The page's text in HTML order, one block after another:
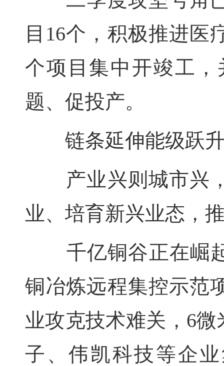
目16个，积极推进医
个项目集中开竣工
题、促投产。
链条延伸能级跃
产业兴则城市兴，
业、培育新兴业态，
千亿铜谷正在崛起
铜冶炼远程集控示范
业攻克技术难关，6
子、伟凯科技等企